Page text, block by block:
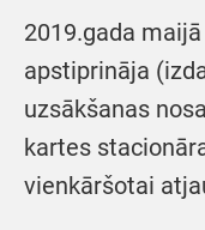
2019.gada
apstiprināja
uzsākšanas
kartes
vienkāršotai